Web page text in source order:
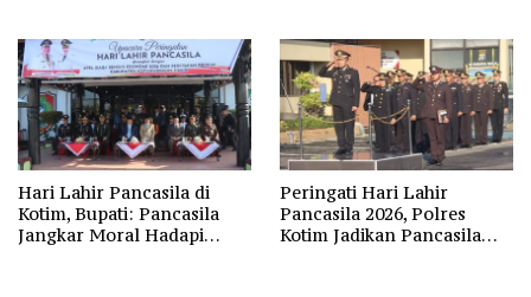
Hari Lahir Pancasila di
Kotim, Bupati: Pancasila
Jangkar Moral Hadapi
Peringati Hari Lahir
Pancasila 2026, Polres
Kotim Jadikan Pancasila